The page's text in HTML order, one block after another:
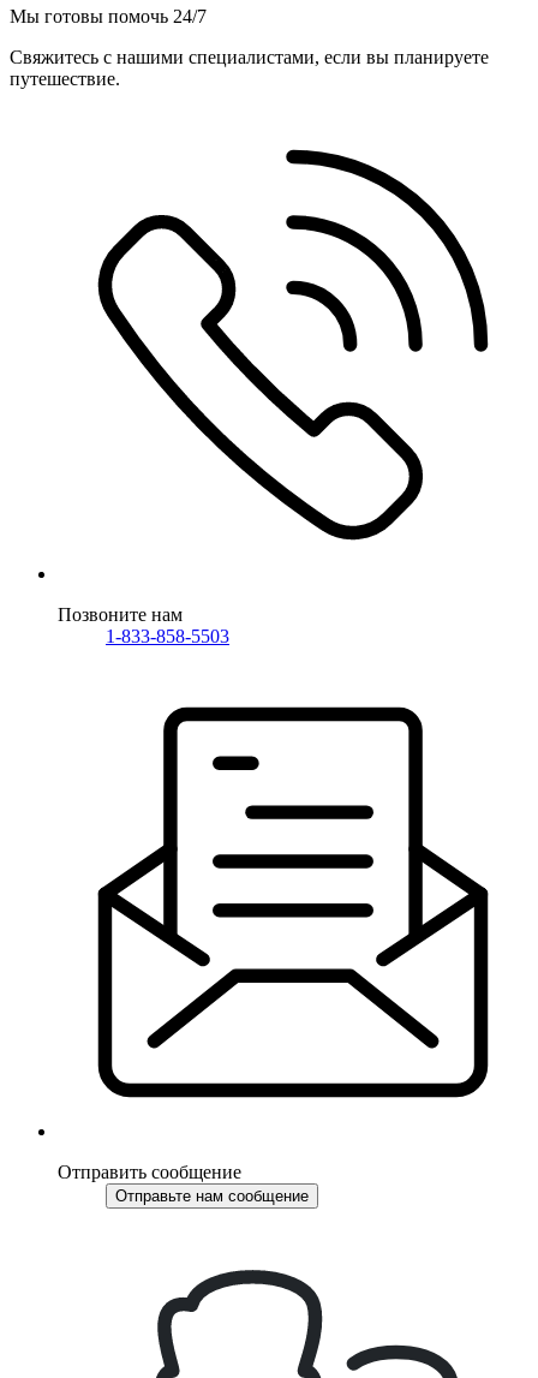
Мы готовы помочь 24/7
Свяжитесь с нашими специалистами, если вы планируете
путешествие.
Позвоните нам
1-833-858-5503
Отправить сообщение
Отправьте нам сообщение